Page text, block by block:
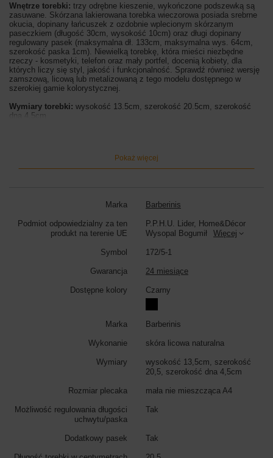
Wnętrze torebki: trzy odrębne kieszenie, wykończone podszewką są
zasuwane. Skórzana lakierowana torebka wieczorowa posiada srebrne
okucia, dopinany łańcuszek z ozdobnie wplecionym skórzanym
paseczkiem (długość 30cm, wysokość 10cm) oraz długi dopinany
regulowany pasek (maksymalna dł. 133cm, maksymalna wys. 64cm,
szerokość paska 1cm). Niewielką torebkę, która mieści niezbędne
rzeczy - kosmetyki, telefon oraz mały portfel, docenią kobiety, dla
których liczy się styl, jakość i funkcjonalność. Sprawdź również wersję
zamszową, licową lub metalizowaną z tego modelu dostępnego w
szerokiej gamie kolorystycznej.
Wymiary torebki: wysokość 13.5cm, szerokość 20.5cm, szerokość
dna 4.5cm
Pokaż więcej
Marka Barberinis
Podmiot odpowiedzialny za ten
produkt na terenie UE
P.P.H.U. Lider, Home&Décor
Wysopal Bogumił
Więcej
Symbol 172/5-1
Gwarancja 24 miesiące
Dostępne kolory Czarny
Marka Barberinis
Wykonanie skóra licowa naturalna
Wymiary
wysokość 13,5cm, szerokość
20,5, szerokość dna 4,5cm
Rozmiar plecaka mała nie mieszcząca A4
Możliwość regulowania długości
uchwytu/paska
Tak
Dodatkowy pasek Tak